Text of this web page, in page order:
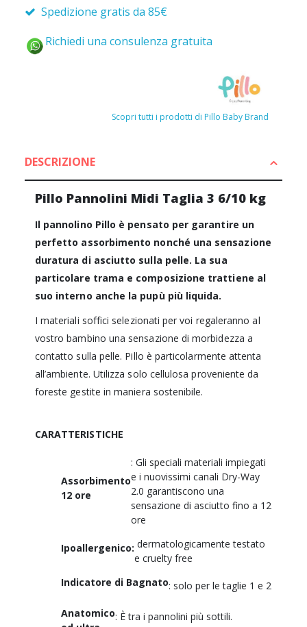
Spedizione gratis da 85€
Richiedi una consulenza gratuita
Scopri tutti i prodotti di Pillo Baby Brand
DESCRIZIONE
Pillo Pannolini Midi Taglia 3 6/10 kg
Il pannolino Pillo è pensato per garantire un
perfetto assorbimento nonché una sensazione
duratura di asciutto sulla pelle. La sua
particolare trama e composizione trattiene al
suo interno anche la pupù più liquida.
I materiali soffici selezionati per voi regaleranno al
vostro bambino una sensazione di morbidezza a
contatto sulla pelle. Pillo è particolarmente attenta
all’ambiente. Utilizza solo cellulosa proveniente da
foreste gestite in maniera sostenibile.
CARATTERISTICHE
Assorbimento
12 ore
: Gli speciali materiali impiegati
e i nuovissimi canali Dry-Way
2.0 garantiscono una
sensazione di asciutto fino a 12
ore
Ipoallergenico: dermatologicamente testato
e cruelty free
Indicatore di Bagnato: solo per le taglie 1 e 2
Anatomico: È tra i pannolini più sottili.